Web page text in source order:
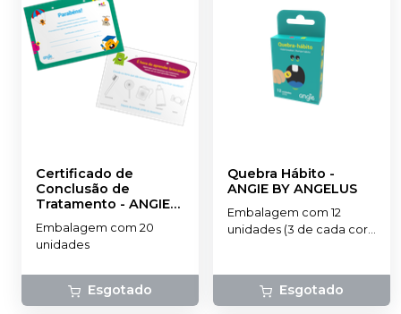
Certificado de
Conclusão de
Tratamento - ANGIE
BY ANGELUS
Embalagem com 20
unidades
Esgotado
Quebra Hábito -
ANGIE BY ANGELUS
Embalagem com 12
unidades (3 de cada cor -
Esgotado